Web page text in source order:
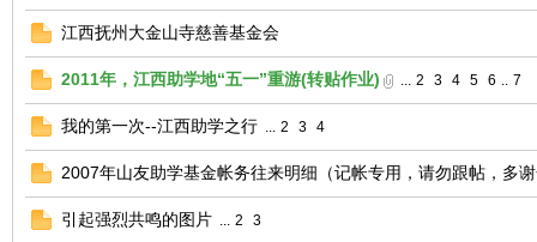
江西抚州大金山寺慈善基金会
2011年，江西助学地“五一”重游(转贴作业) ... 2 3 4 5 6 .. 7
我的第一次--江西助学之行 ... 2 3 4
2007年山友助学基金帐务往来明细（记帐专用，请勿跟帖，多
引起强烈共鸣的图片 ... 2 3